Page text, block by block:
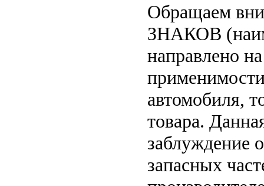
Обращаем
ЗНАКОВ
направлено
автомобиля,
товара.
заблуждение
запасных